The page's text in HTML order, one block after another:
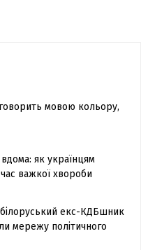
мовою кольору,
як українцям
важкої хвороби
білоруський екс-КДБшник
мережу політичного